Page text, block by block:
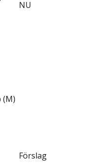
NU
(M)
Förslag